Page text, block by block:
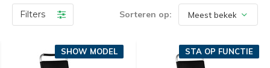
Filters Sorteren op:
SHOW MODEL STA OP FUNCTIE